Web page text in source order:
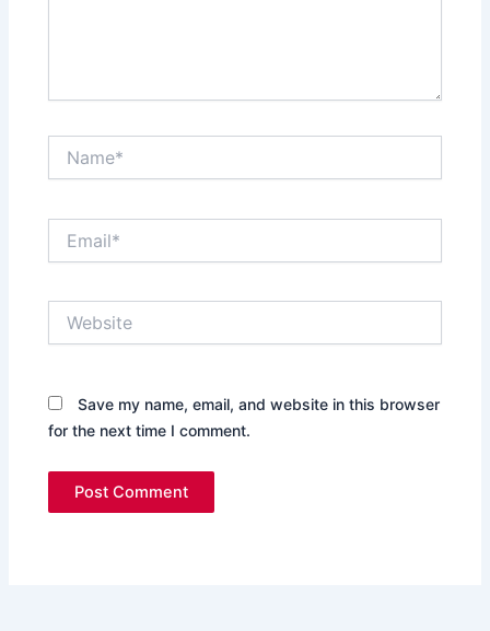
Save my name, email, and website in this browser
for the next time I comment.